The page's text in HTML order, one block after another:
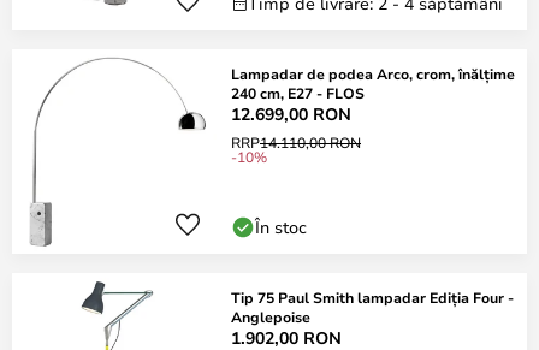
Lampadar de podea Arco, crom, înălțime
240 cm, E27 - FLOS
12.699,00 RON
RRP14.110,00 RON
-10%
În stoc
Tip 75 Paul Smith lampadar Ediția Four -
Anglepoise
1.902,00 RON